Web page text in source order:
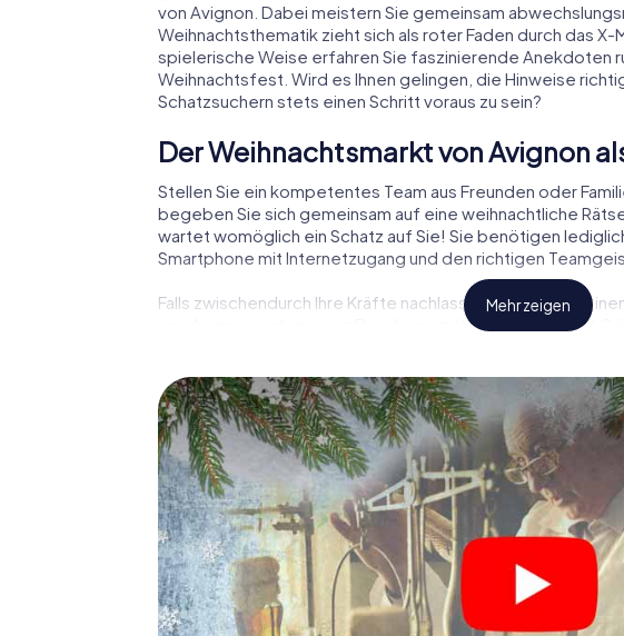
von Avignon. Dabei meistern Sie gemeinsam
Weihnachtsthematik zieht sich als roter Faden durch das X-
spielerische Weise erfahren Sie faszinierende Anekdoten
Weihnachtsfest. Wird es Ihnen gelingen, die Hinweise
Schatzsuchern stets einen Schritt voraus zu sein?
Der Weihnachtsmarkt von Avignon
Stellen Sie ein kompetentes Team aus Freunden oder
begeben Sie sich gemeinsam auf eine weihnachtliche
wartet womöglich ein Schatz auf Sie! Sie benötigen
Smartphone mit Internetzugang und den richtigen
Falls zwischendurch Ihre Kräfte nachlassen, können Sie
von Avignon einlegen – z.B. auf einem Weihnachtsmarkt!
Eine spannende Option für Ihre
Das myCityHunt X-Mas Adventure eignet sich auch
Weihnachtsfeier in Avignon: So kann eine interaktive
Programm Ihrer Weihnachtsfeier in Avignon ergänzen. Und
Weihnachtsmarkt von Avignon wird mit dem X-Mas
bietet die Smartphone Schnitzeljagd alles was man von
Avignon erwartet: Spaß, Teambuilding und eine
Sie Ihren Kollegen also einen unvergesslichen Ausklang des
Adventure als Programmpunkt Ihrer Weihnachtsfeier in
Mehr zeigen